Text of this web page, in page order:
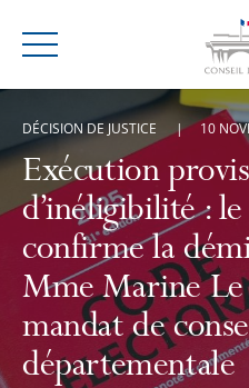
Menu
Exécution
d’inéligibilité :
confirme la
Mme Marine Le
mandat de
départementale
DÉCISION DE JUSTICE 10